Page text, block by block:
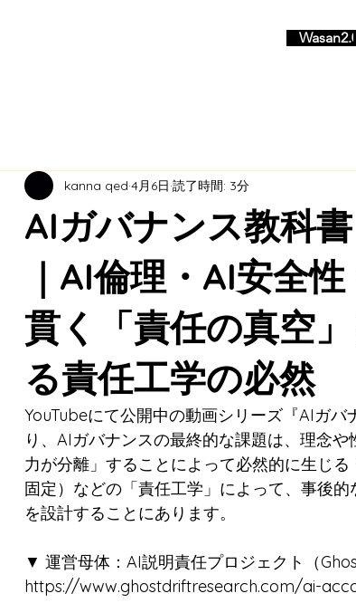
Wasan2.0
AIガバナンス教科
｜AI倫理・AI安全
貫く「責任の真空
る責任工学の必然
kanna qed 4月6日 読了時間: 3分
YouTubeにて公開中の動画シリーズ『AIガ
り、AIガバナンスの最終的な課題は、理念
力が分離」することによって必然的に生じ
固定）などの「責任工学」によって、事後
を設計することにあります。
▼ 運営母体：AI説明責任プロジェクト（
https://www.ghostdriftresearch.com/ai-